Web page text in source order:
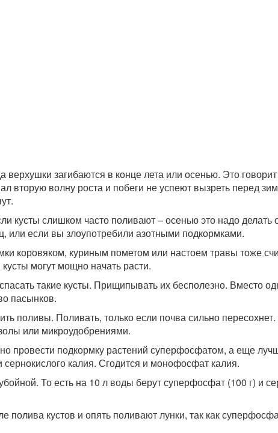
верхушки загибаются в конце лета или осенью. Это
вторую волну роста и побеги не успеют вызреть перед
кусты слишком часто поливают – осенью это надо делать
или если вы злоупотребили азотными подкормками.
коровяком, куриным пометом или настоем травы тоже
могут мощно начать расти.
такие кусты. Прищипывать их бесполезно. Вместо
пасынков.
поливы. Поливать, только если почва сильно
или микроудобрениями.
провести подкормку растений суперфосфатом, а еще
калия. Сгодится и монофосфат калия.
То есть на 10 л воды берут суперфосфат (100 г) и
полива кустов и опять поливают лунки, так как